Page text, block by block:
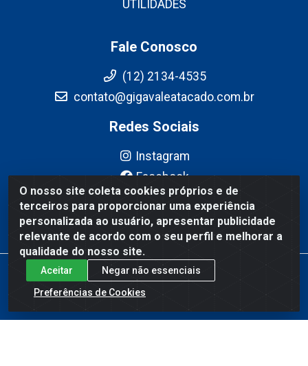
O nosso site coleta cookies próprios e de
terceiros para proporcionar uma experiência
personalizada ao usuário, apresentar publicidade
relevante de acordo com o seu perfil e melhorar a
qualidade do nosso site.
Aceitar
Negar não essenciais
Preferências de Cookies
UTILIDADES
Fale Conosco
(12) 2134-4535
contato@gigavaleatacado.com.br
Redes Sociais
Instagram
Facebook
YouTube
Linkedin
Gigavale Atacado - Av. Pedro Friggi, 451 - Vista Verde, São José
dos Campos/SP - CEP 12223-430 - CNPJ 08.978.600/0004-83